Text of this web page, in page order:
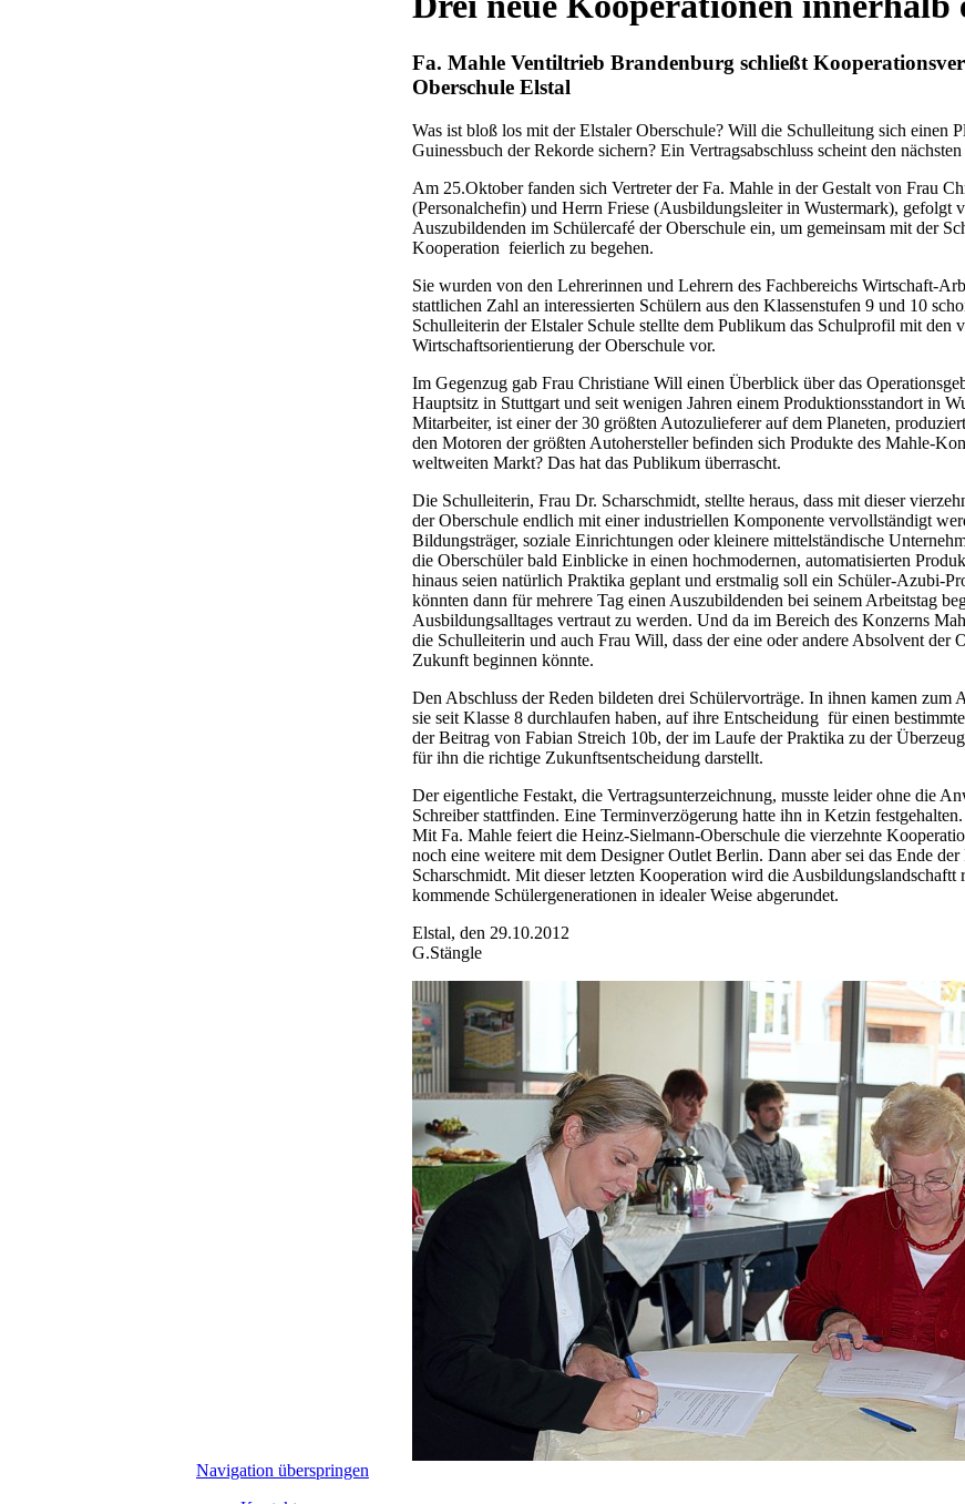
Fa. Mahle Ventiltrieb Brandenburg schließt
Oberschule Elstal
Was ist bloß los mit der Elstaler Oberschule? Will die Schulleitung sich einen
Guinessbuch der Rekorde sichern? Ein Vertragsabschluss scheint den
Am 25.Oktober fanden sich Vertreter der Fa. Mahle in der Gestalt von Frau
(Personalchefin) und Herrn Friese (Ausbildungsleiter in Wustermark), gefolgt
Auszubildenden im Schülercafé der Oberschule ein, um gemeinsam mit der
Kooperation feierlich zu begehen.
Sie wurden von den Lehrerinnen und Lehrern des Fachbereichs Wirtschaft-
stattlichen Zahl an interessierten Schülern aus den Klassenstufen 9 und 10
Schulleiterin der Elstaler Schule stellte dem Publikum das Schulprofil mit den
Wirtschaftsorientierung der Oberschule vor.
Im Gegenzug gab Frau Christiane Will einen Überblick über das
Hauptsitz in Stuttgart und seit wenigen Jahren einem Produktionsstandort in
Mitarbeiter, ist einer der 30 größten Autozulieferer auf dem Planeten,
den Motoren der größten Autohersteller befinden sich Produkte des Mahle-
weltweiten Markt? Das hat das Publikum überrascht.
Die Schulleiterin, Frau Dr. Scharschmidt, stellte heraus, dass mit dieser
der Oberschule endlich mit einer industriellen Komponente vervollständigt
Bildungsträger, soziale Einrichtungen oder kleinere mittelständische
die Oberschüler bald Einblicke in einen hochmodernen, automatisierten
hinaus seien natürlich Praktika geplant und erstmalig soll ein Schüler-Azubi-
könnten dann für mehrere Tag einen Auszubildenden bei seinem Arbeitstag
Ausbildungsalltages vertraut zu werden. Und da im Bereich des Konzerns
die Schulleiterin und auch Frau Will, dass der eine oder andere Absolvent der
Zukunft beginnen könnte.
Den Abschluss der Reden bildeten drei Schülervorträge. In ihnen kamen
sie seit Klasse 8 durchlaufen haben, auf ihre Entscheidung für einen
der Beitrag von Fabian Streich 10b, der im Laufe der Praktika zu der
für ihn die richtige Zukunftsentscheidung darstellt.
Der eigentliche Festakt, die Vertragsunterzeichnung, musste leider ohne die
Schreiber stattfinden. Eine Terminverzögerung hatte ihn in Ketzin
Mit Fa. Mahle feiert die Heinz-Sielmann-Oberschule die vierzehnte
noch eine weitere mit dem Designer Outlet Berlin. Dann aber sei das Ende
Scharschmidt. Mit dieser letzten Kooperation wird die
kommende Schülergenerationen in idealer Weise abgerundet.
Elstal, den 29.10.2012
G.Stängle
Navigation überspringen